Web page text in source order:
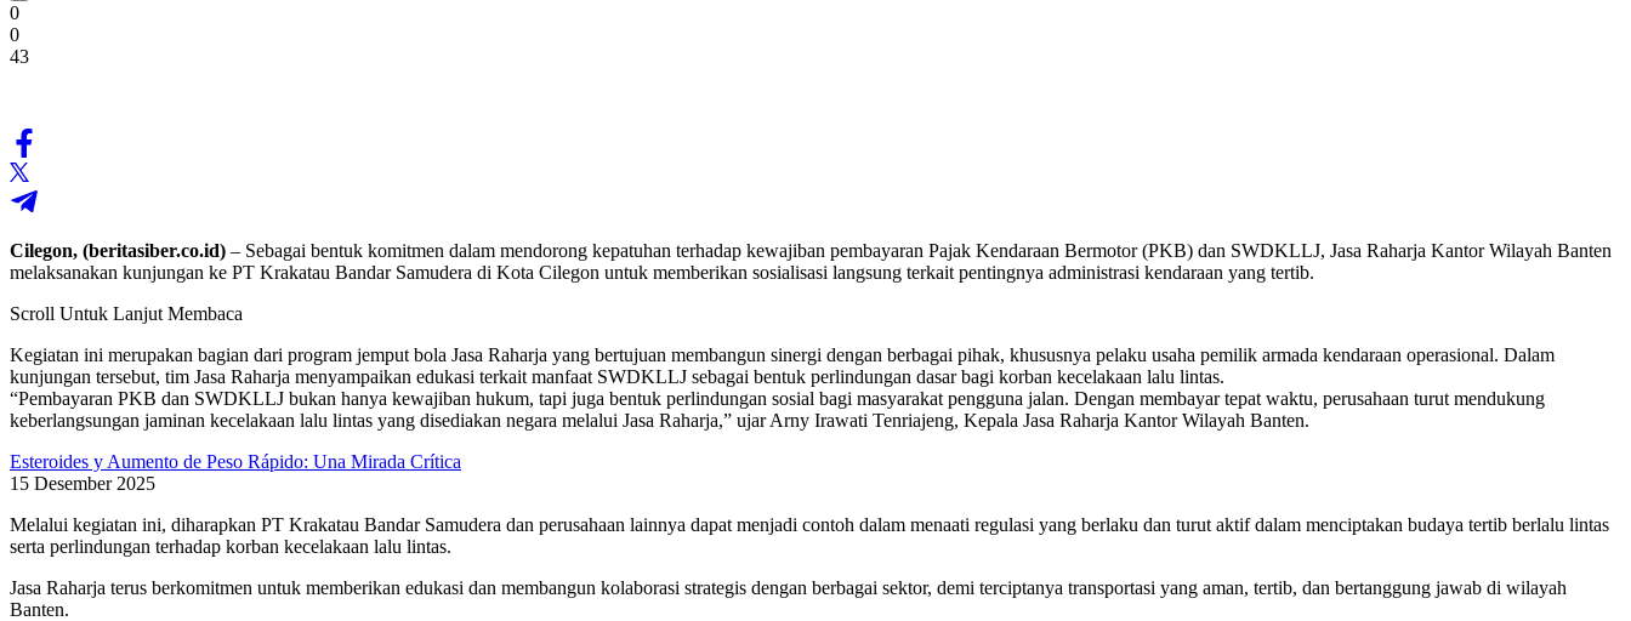
0
0
43
Cilegon, (beritasiber.co.id) – Sebagai bentuk komitmen dalam mendorong kepatuhan terhadap kewajiban pembayaran Pajak Kendaraan Bermotor (PKB) dan SWDKLLJ, Jasa Raharja Kantor Wilayah Banten
melaksanakan kunjungan ke PT Krakatau Bandar Samudera di Kota Cilegon untuk memberikan sosialisasi langsung terkait pentingnya administrasi kendaraan yang tertib.
Scroll Untuk Lanjut Membaca
Kegiatan ini merupakan bagian dari program jemput bola Jasa Raharja yang bertujuan membangun sinergi dengan berbagai pihak, khususnya pelaku usaha pemilik armada kendaraan operasional. Dalam
kunjungan tersebut, tim Jasa Raharja menyampaikan edukasi terkait manfaat SWDKLLJ sebagai bentuk perlindungan dasar bagi korban kecelakaan lalu lintas.
“Pembayaran PKB dan SWDKLLJ bukan hanya kewajiban hukum, tapi juga bentuk perlindungan sosial bagi masyarakat pengguna jalan. Dengan membayar tepat waktu, perusahaan turut mendukung
keberlangsungan jaminan kecelakaan lalu lintas yang disediakan negara melalui Jasa Raharja,” ujar Arny Irawati Tenriajeng, Kepala Jasa Raharja Kantor Wilayah Banten.
Esteroides y Aumento de Peso Rápido: Una Mirada Crítica
15 Desember 2025
Melalui kegiatan ini, diharapkan PT Krakatau Bandar Samudera dan perusahaan lainnya dapat menjadi contoh dalam menaati regulasi yang berlaku dan turut aktif dalam menciptakan budaya tertib berlalu lintas
serta perlindungan terhadap korban kecelakaan lalu lintas.
Jasa Raharja terus berkomitmen untuk memberikan edukasi dan membangun kolaborasi strategis dengan berbagai sektor, demi terciptanya transportasi yang aman, tertib, dan bertanggung jawab di wilayah
Banten.